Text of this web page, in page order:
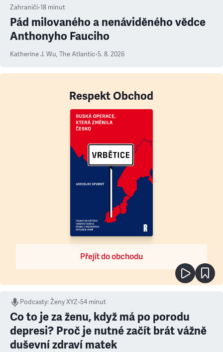
Zahraničí•18 minut
Pád milovaného a nenáviděného vědce
Anthonyho Fauciho
Katherine J. Wu, The Atlantic•5. 8. 2026
Respekt Obchod
Přejít do obchodu
Podcasty:Ženy XYZ•54 minut
Co to je za ženu, když má po porodu
depresi? Proč je nutné začít brát vážně
duševní zdraví matek